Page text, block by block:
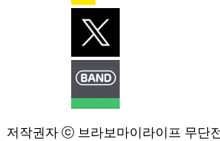
저작권자 ⓒ 브라보마이라이프 무단